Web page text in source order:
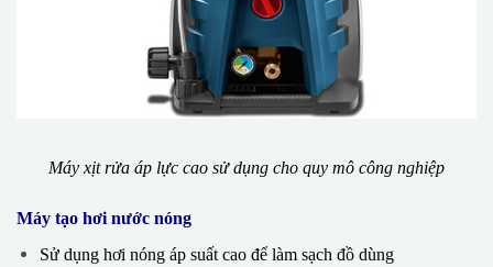
Máy xịt rửa áp lực cao sử dụng cho quy mô công nghiệp
Máy tạo hơi nước nóng
Sử dụng hơi nóng áp suất cao để làm sạch đồ dùng